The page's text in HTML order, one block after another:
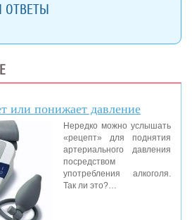
ОТВЕТЫ
или понижает давление
Нередко можно услышать
«рецепт» для поднятия
артериального давления
посредством
употребления алкоголя.
Так ли это?…